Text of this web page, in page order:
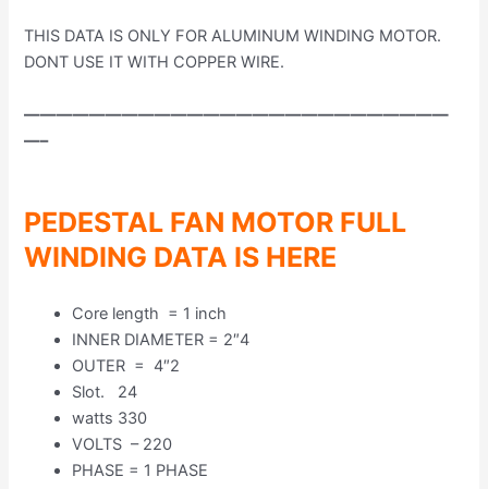
THIS DATA IS ONLY FOR ALUMINUM WINDING MOTOR.
DONT USE IT WITH COPPER WIRE.
——————————————————————————
—–
PEDESTAL FAN MOTOR FULL
WINDING DATA IS HERE
Core length = 1 inch
INNER DIAMETER = 2″4
OUTER = 4″2
Slot. 24
watts 330
VOLTS – 220
PHASE = 1 PHASE